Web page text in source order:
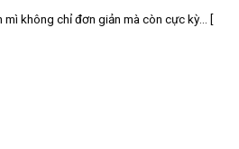
không chỉ đơn giản mà còn cực kỳ... [